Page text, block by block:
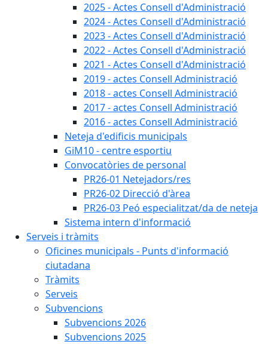
2025 - Actes Consell d'Administració
2024 - Actes Consell d'Administració
2023 - Actes Consell d'Administració
2022 - Actes Consell d'Administració
2021 - Actes Consell d'Administració
2019 - actes Consell Administració
2018 - actes Consell Administració
2017 - actes Consell Administració
2016 - actes Consell Administració
Neteja d'edificis municipals
GiM10 - centre esportiu
Convocatòries de personal
PR26-01 Netejadors/res
PR26-02 Direcció d'àrea
PR26-03 Peó especialitzat/da de neteja
Sistema intern d'informació
Serveis i tràmits
Oficines municipals - Punts d'informació
ciutadana
Tràmits
Serveis
Subvencions
Subvencions 2026
Subvencions 2025